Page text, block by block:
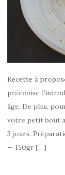
Recette à
préconise
âge. De plus,
votre petit bout
3 jours.
∼ 150gr […]